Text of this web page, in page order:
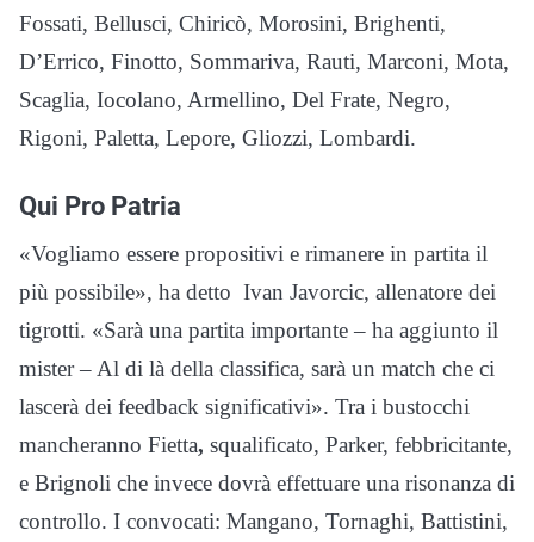
Fossati, Bellusci, Chiricò, Morosini, Brighenti,
D’Errico, Finotto, Sommariva, Rauti, Marconi, Mota,
Scaglia, Iocolano, Armellino, Del Frate, Negro,
Rigoni, Paletta, Lepore, Gliozzi, Lombardi.
Qui Pro Patria
«Vogliamo essere propositivi e rimanere in partita il
più possibile», ha detto Ivan Javorcic, allenatore dei
tigrotti. «Sarà una partita importante – ha aggiunto il
mister – Al di là della classifica, sarà un match che ci
lascerà dei feedback significativi». Tra i bustocchi
mancheranno Fietta, squalificato, Parker, febbricitante,
e Brignoli che invece dovrà effettuare una risonanza di
controllo. I convocati: Mangano, Tornaghi, Battistini,